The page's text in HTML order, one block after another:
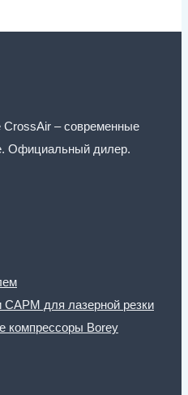
CrossAir – современные
Официальный дилер.
для лазерной резки
компрессоры Borey